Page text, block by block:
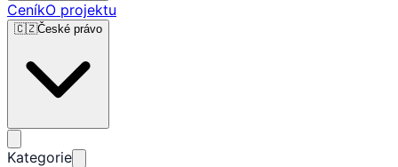
CeníkO projektu
🇨🇿České právo
Kategorie